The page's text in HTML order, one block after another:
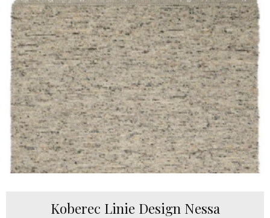
Koberec Linie Design Nessa